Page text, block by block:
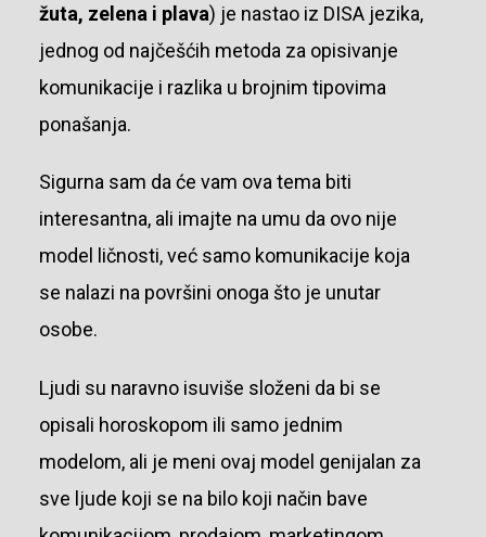
žuta, zelena i plava) je nastao iz DISA jezika,
jednog od najčešćih metoda za opisivanje
komunikacije i razlika u brojnim tipovima
ponašanja.
Sigurna sam da će vam ova tema biti
interesantna, ali imajte na umu da ovo nije
model ličnosti, već samo komunikacije koja
se nalazi na površini onoga što je unutar
osobe.
Ljudi su naravno isuviše složeni da bi se
opisali horoskopom ili samo jednim
modelom, ali je meni ovaj model genijalan za
sve ljude koji se na bilo koji način bave